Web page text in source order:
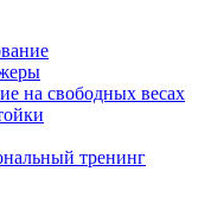
на свободных весах
тренинг